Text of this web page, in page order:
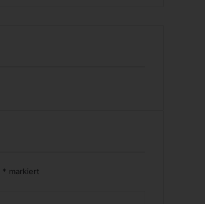
* markiert